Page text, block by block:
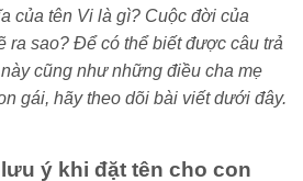
của tên Vi là gì? Cuộc đời của
ra sao? Để có thể biết được câu trả
cũng như những điều cha mẹ
gái, hãy theo dõi bài viết dưới đây.
ý khi đặt tên cho con